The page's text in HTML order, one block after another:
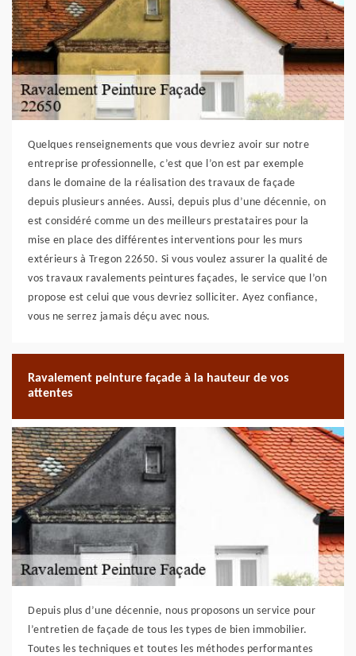
Quelques renseignements que vous devriez avoir sur notre
entreprise professionnelle, c’est que l’on est par exemple
dans le domaine de la réalisation des travaux de façade
depuis plusieurs années. Aussi, depuis plus d’une décennie, on
est considéré comme un des meilleurs prestataires pour la
mise en place des différentes interventions pour les murs
extérieurs à Tregon 22650. Si vous voulez assurer la qualité de
vos travaux ravalements peintures façades, le service que l’on
propose est celui que vous devriez solliciter. Ayez confiance,
vous ne serrez jamais déçu avec nous.
Ravalement peinture façade à la hauteur de vos
attentes
Depuis plus d’une décennie, nous proposons un service pour
l’entretien de façade de tous les types de bien immobilier.
Toutes les techniques et toutes les méthodes performantes